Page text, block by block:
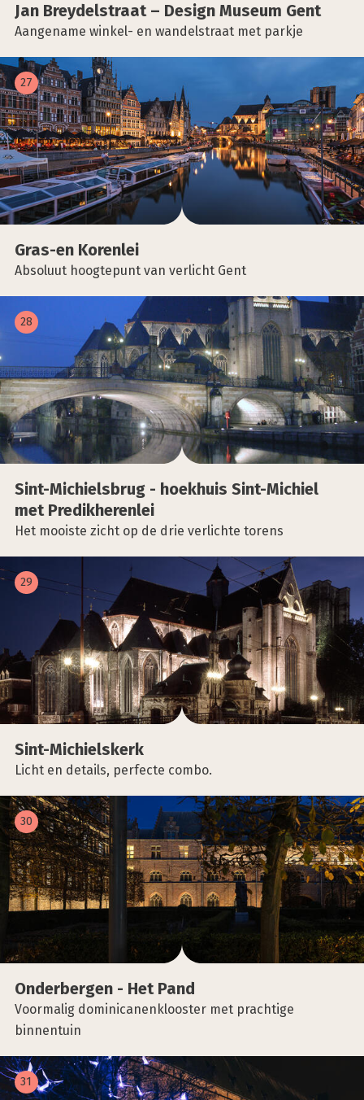
Jan Brey­del­straat – Design Muse­um Gent
Aangename winkel- en wandelstraat met parkje
Gras-en Koren­lei
Absoluut hoogtepunt van verlicht Gent
27
Sint-Michiels­brug - hoek­huis Sint-Michiel
met Pre­dik­he­ren­lei
Het mooiste zicht op de drie verlichte torens
28
Sint-Michiels­kerk
Licht en details, perfecte combo.
29
Onder­ber­gen - Het Pand
Voormalig dominicanenklooster met prachtige
binnentuin
30
31